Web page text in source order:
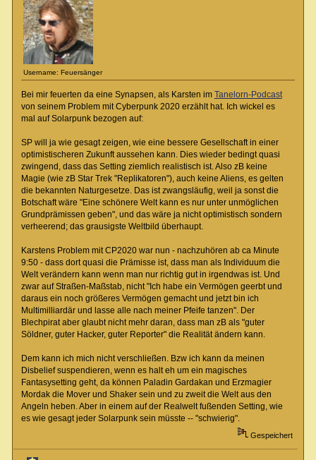
Username: Feuersänger
Bei mir feuerten da eine Synapsen, als Karsten im Tanelorn-Podcast
von seinem Problem mit Cyberpunk 2020 erzählt hat. Ich wickel es
mal auf Solarpunk bezogen auf:
SP will ja wie gesagt zeigen, wie eine bessere Gesellschaft in einer
optimistischeren Zukunft aussehen kann. Dies wieder bedingt quasi
zwingend, dass das Setting ziemlich realistisch ist. Also zB keine
Magie (wie zB Star Trek "Replikatoren"), auch keine Aliens, es gelten
die bekannten Naturgesetze. Das ist zwangsläufig, weil ja sonst die
Botschaft wäre "Eine schönere Welt kann es nur unter unmöglichen
Grundprämissen geben", und das wäre ja nicht optimistisch sondern
verheerend; das grausigste Weltbild überhaupt.
Karstens Problem mit CP2020 war nun - nachzuhören ab ca Minute
9:50 - dass dort quasi die Prämisse ist, dass man als Individuum die
Welt verändern kann wenn man nur richtig gut in irgendwas ist. Und
zwar auf Straßen-Maßstab, nicht "Ich habe ein Vermögen geerbt und
daraus ein noch größeres Vermögen gemacht und jetzt bin ich
Multimilliardär und lasse alle nach meiner Pfeife tanzen". Der
Blechpirat aber glaubt nicht mehr daran, dass man zB als "guter
Söldner, guter Hacker, guter Reporter" die Realität ändern kann.
Dem kann ich mich nicht verschließen. Bzw ich kann da meinen
Disbelief suspendieren, wenn es halt eh um ein magisches
Fantasysetting geht, da können Paladin Gardakan und Erzmagier
Mordak die Mover und Shaker sein und zu zweit die Welt aus den
Angeln heben. Aber in einem auf der Realwelt fußenden Setting, wie
es wie gesagt jeder Solarpunk sein müsste -- "schwierig".
Gespeichert